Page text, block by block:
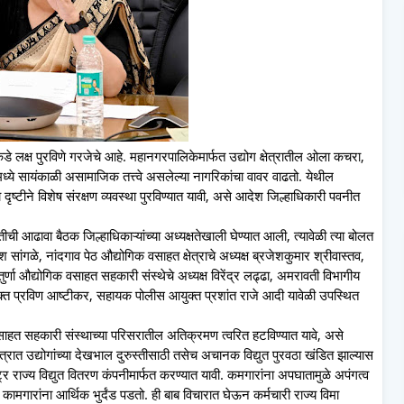
लक्ष पुरविणे गरजेचे आहे. महानगरपालिकेमार्फत उद्योग क्षेत्रातील ओला कचरा,
सायंकाळी असामाजिक तत्त्वे असलेल्या नागरिकांचा वावर वाढतो. येथील
दृष्टीने विशेष संरक्षण व्यवस्था पुरविण्यात यावी, असे आदेश जिल्हाधिकारी पवनीत
आढावा बैठक जिल्हाधिकाऱ्यांच्या अध्यक्षतेखाली घेण्यात आली, त्यावेळी त्या बोलत
सांगळे, नांदगाव पेठ औद्योगिक वसाहत क्षेत्राचे अध्यक्ष ब्रजेशकुमार श्रीवास्तव,
औद्योगिक वसाहत सहकारी संस्थेचे अध्यक्ष विरेंद्र लढ्ढा, अमरावती विभागीय
आष्टीकर, सहायक पोलीस आयुक्त प्रशांत राजे आदी यावेळी उपस्थित
सहकारी संस्थाच्या परिसरातील अतिक्रमण त्वरित हटविण्यात यावे, असे
उद्योगांच्या देखभाल दुरुस्तीसाठी तसेच अचानक विद्युत पुरवठा खंडित झाल्यास
राज्य विद्युत वितरण कंपनीमार्फत करण्यात यावी. कमगारांना अपघातामुळे अपंगत्व
आर्थिक भुर्दंड पडतो. ही बाब विचारात घेऊन कर्मचारी राज्य विमा